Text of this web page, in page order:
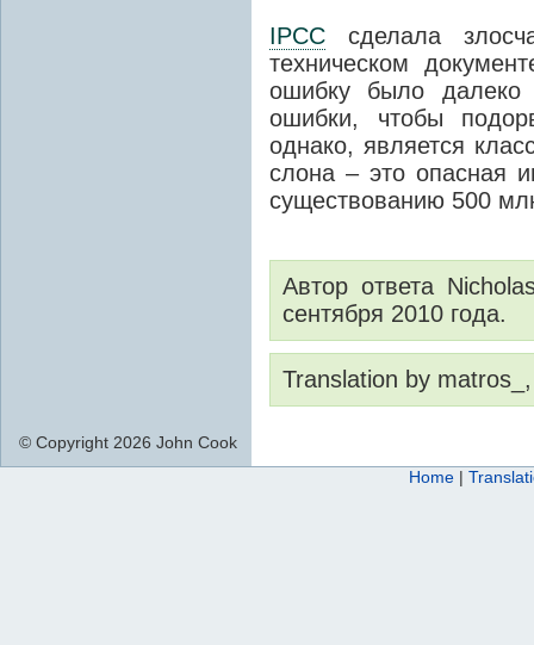
IPCC сделала
техническом
ошибку было далеко
ошибки, чтобы
однако, является
слона – это опасная
существованию 500
Автор ответа
сентября 2010 года.
Translation by
© Copyright 2026 John Cook
Home |